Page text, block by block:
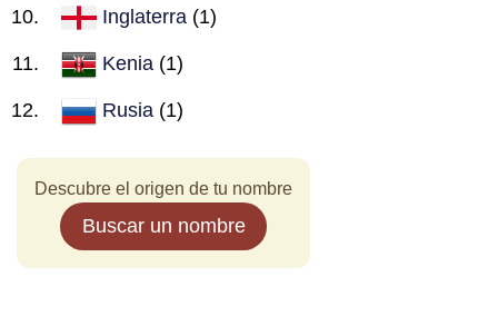
Inglaterra (1)
Kenia (1)
Rusia (1)
Descubre el origen de tu nombre
Buscar un nombre